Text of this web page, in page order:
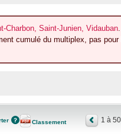
Charbon, Saint-Junien, Vidauban
cumulé du multiplex, pas pour
Classement 1 à 50